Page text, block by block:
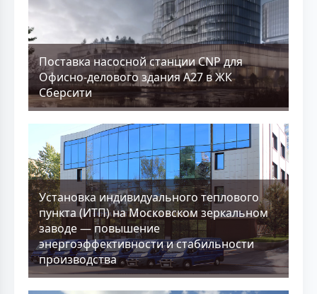
Поставка насосной станции CNP для
Офисно-делового здания А27 в ЖК
Сберсити
Установка индивидуального теплового
пункта (ИТП) на Московском зеркальном
заводе — повышение
энергоэффективности и стабильности
производства